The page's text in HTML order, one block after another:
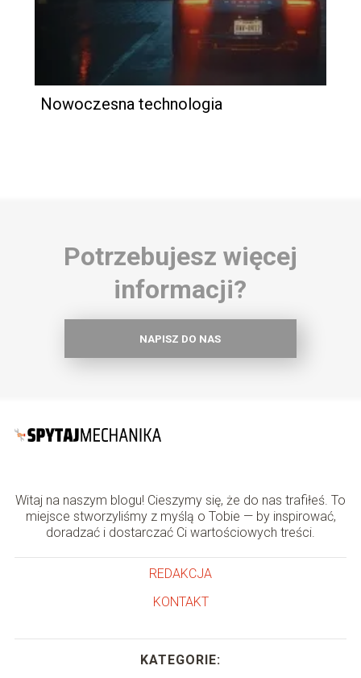
Nowoczesna technologia
Potrzebujesz więcej
informacji?
NAPISZ DO NAS
Witaj na naszym blogu! Cieszymy się, że do nas trafiłeś. To
miejsce stworzyliśmy z myślą o Tobie — by inspirować,
doradzać i dostarczać Ci wartościowych treści.
REDAKCJA
KONTAKT
KATEGORIE: